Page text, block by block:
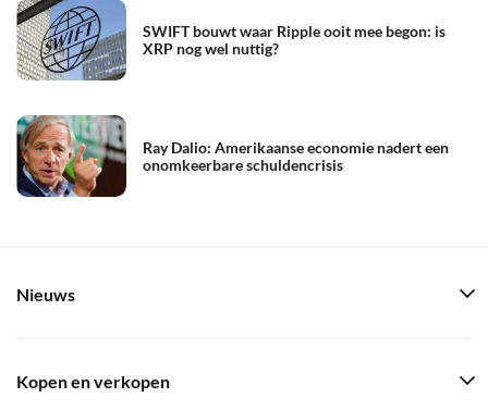
SWIFT bouwt waar Ripple ooit mee begon: is
XRP nog wel nuttig?
Ray Dalio: Amerikaanse economie nadert een
onomkeerbare schuldencrisis
Nieuws
Kopen en verkopen